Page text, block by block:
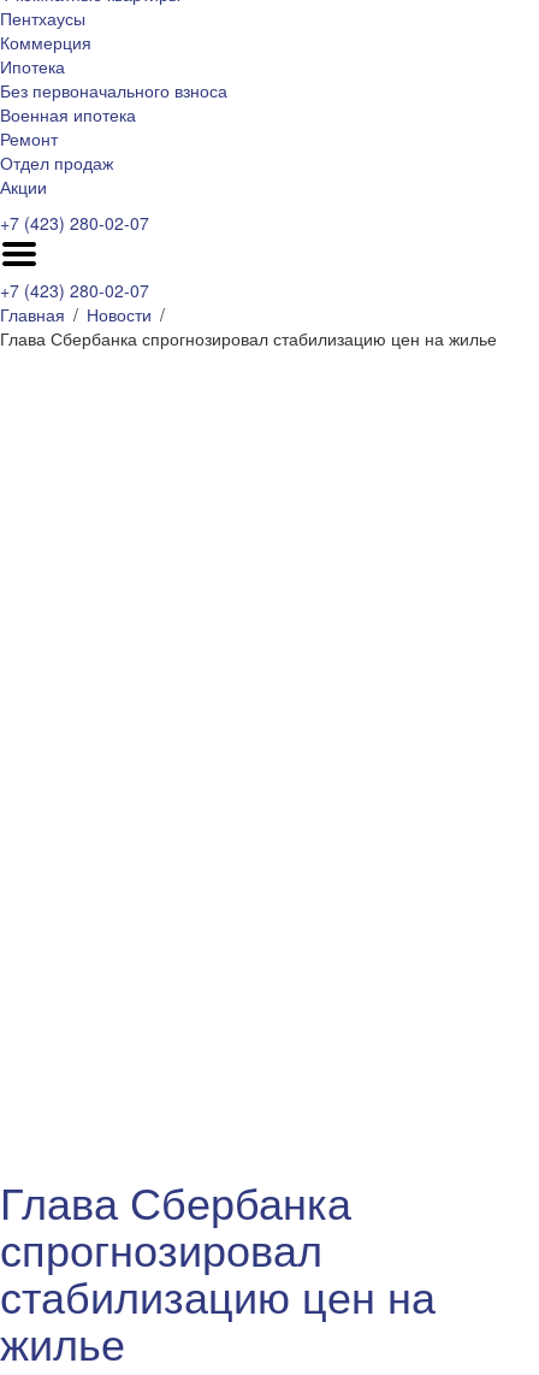
Пентхаусы
Коммерция
Ипотека
Без первоначального взноса
Военная ипотека
Ремонт
Отдел продаж
Акции
+7 (423) 280-02-07
+7 (423) 280-02-07
Главная
Новости
Глава Сбербанка спрогнозировал стабилизацию цен на жилье
Глава Сбербанка
спрогнозировал
стабилизацию цен на
жилье